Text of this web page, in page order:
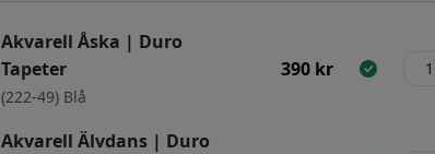
Akvarell Åska | Duro
Tapeter
(222-49) Blå
390 kr
Akvarell Älvdans | Duro